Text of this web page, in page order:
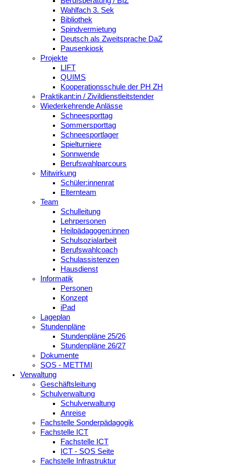
Wahlfach 3. Sek
Bibliothek
Spindvermietung
Deutsch als Zweitsprache DaZ
Pausenkiosk
Projekte
LIFT
QUIMS
Kooperationsschule der PH ZH
Praktikant:in / Zivildienstleitstender
Wiederkehrende Anlässe
Schneesporttag
Sommersporttag
Schneesportlager
Spielturniere
Sonnwende
Berufswahlparcours
Mitwirkung
Schüler:innenrat
Elternteam
Team
Schulleitung
Lehrpersonen
Heilpädagogen:innen
Schulsozialarbeit
Berufswahlcoach
Schulassistenzen
Hausdienst
Informatik
Personen
Konzept
iPad
Lageplan
Stundenpläne
Stundenpläne 25/26
Stundenpläne 26/27
Dokumente
SOS - METTMI
Verwaltung
Geschäftsleitung
Schulverwaltung
Schulverwaltung
Anreise
Fachstelle Sonderpädagogik
Fachstelle ICT
Fachstelle ICT
ICT - SOS Seite
Fachstelle Infrastruktur